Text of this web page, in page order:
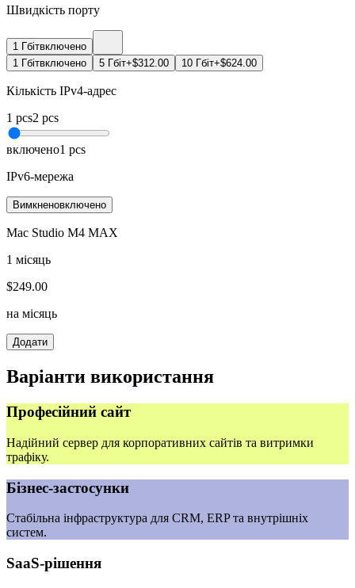
Швидкість порту
1 Гбітвключено
1 Гбітвключено 5 Гбіт+$312.00 10 Гбіт+$624.00
Кількість IPv4-адрес
1 pcs2 pcs
включено1 pcs
IPv6-мережа
Вимкненовключено
Mac Studio M4 MAX
1 місяць
$249.00
на місяць
Додати
Варіанти використання
Професійний сайт
Надійний сервер для корпоративних сайтів та витримки
трафіку.
Бізнес‑застосунки
Стабільна інфраструктура для CRM, ERP та внутрішніх
систем.
SaaS‑рішення